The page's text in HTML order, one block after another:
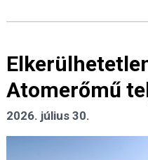
Atomerőmű
2026. július 30.